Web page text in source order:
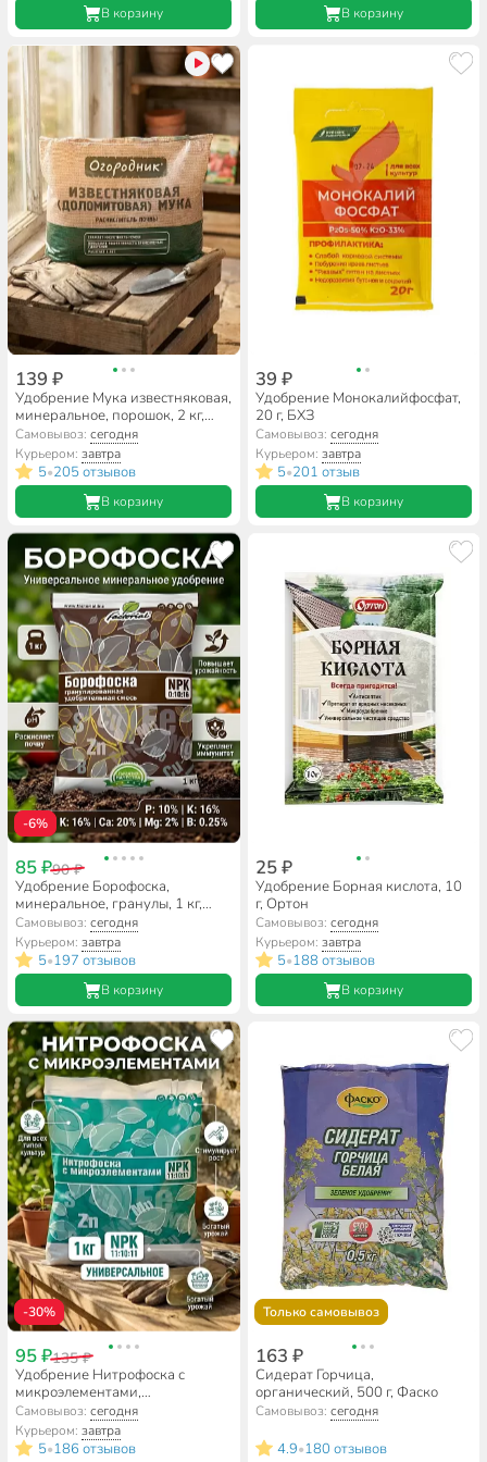
В корзину В корзину
139 ₽
Удобрение Мука известняковая,
минеральное, порошок, 2 кг,
Огородник
Самовывоз:сегодня
Курьером:завтра
5•205 отзывов
В корзину
39 ₽
Удобрение Монокалийфосфат,
20 г, БХЗ
Самовывоз: сегодня
Курьером: завтра
5•201 отзыв
В корзину
-6%
85 ₽90 ₽
Удобрение Борофоска,
минеральное, гранулы, 1 кг,
Factorial
Самовывоз:сегодня
Курьером:завтра
5•197 отзывов
В корзину
25 ₽
Удобрение Борная кислота, 10
г, Ортон
Самовывоз: сегодня
Курьером: завтра
5•188 отзывов
В корзину
-30%
95 ₽135 ₽
Удобрение Нитрофоска с
микроэлементами,
универсальное, минеральное,
гранулы, 1 кг, Factorial
Самовывоз:сегодня
Курьером:завтра
5•186 отзывов
Только самовывоз
163 ₽
Сидерат Горчица,
органический, 500 г, Фаско
Самовывоз: сегодня
4.9•180 отзывов